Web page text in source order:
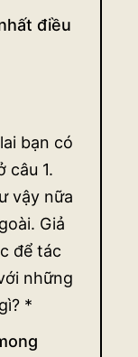
điều
bạn có
câu 1.
vậy nữa
Giả
để tác
những
*